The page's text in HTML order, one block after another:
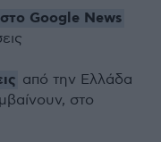
Google News
από την Ελλάδα
στο